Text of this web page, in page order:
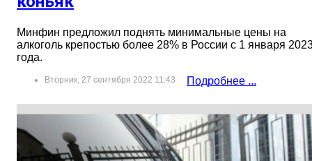
Минфин предложил поднять минимальные цены на
алкоголь крепостью более 28% в России с 1 января
года.
Вторник, 27 сентября 2022 11:43 Подробнее ...